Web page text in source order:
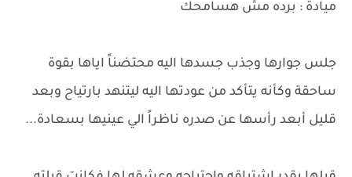
ميادة : برده مش هسامحك
جلس جوارها وجذب جسدها اليه محتضناً اياها بقوة
ساحقة وكأنه يتأكد من عودتها اليه ليتنهد بارتياح وبعد
قليل أبعد رأسها عن صدره ناظراً الي عينيها بسعادة...